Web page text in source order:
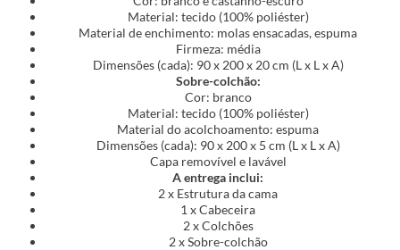
Material: tecido (100% poliéster)
Material de enchimento: molas ensacadas, espuma
Firmeza: média
Dimensões (cada): 90 x 200 x 20 cm (L x L x A)
Sobre-colchão:
Cor: branco
Material: tecido (100% poliéster)
Material do acolchoamento: espuma
Dimensões (cada): 90 x 200 x 5 cm (L x L x A)
Capa removível e lavável
A entrega inclui:
2 x Estrutura da cama
1 x Cabeceira
2 x Colchões
2 x Sobre-colchão